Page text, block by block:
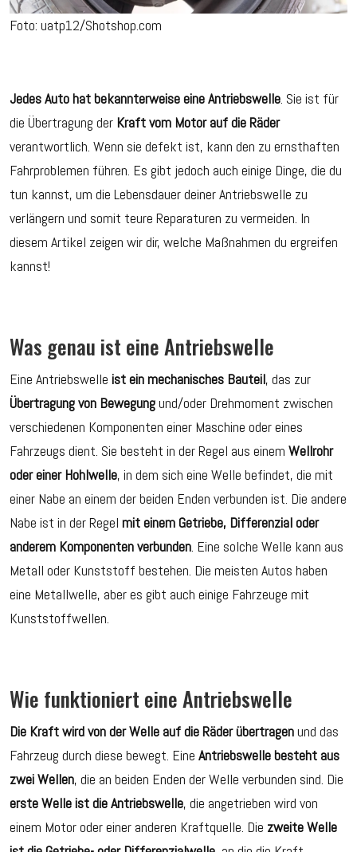
Foto: uatp12/Shotshop.com
Jedes Auto hat bekannterweise eine Antriebswelle . Sie ist für
die Übertragung der Kraft vom Motor auf die Räder
verantwortlich. Wenn sie defekt ist, kann den zu ernsthaften
Fahrproblemen führen. Es gibt jedoch auch einige Dinge, die du
tun kannst, um die Lebensdauer deiner Antriebswelle zu
verlängern und somit teure Reparaturen zu vermeiden. In
diesem Artikel zeigen wir dir, welche Maßnahmen du ergreifen
kannst!
Was genau ist eine Antriebswelle
Eine Antriebswelle ist ein mechanisches Bauteil, das zur
Übertragung von Bewegungund/oder Drehmoment zwischen
verschiedenen Komponenten einer Maschine oder eines
Fahrzeugs dient. Sie besteht in der Regel aus einem Wellrohr
oder einer Hohlwelle, in dem sich eine Welle befindet, die mit
einer Nabe an einem der beiden Enden verbunden ist. Die andere
Nabe ist in der Regel mit einem Getriebe, Differenzial oder
anderem Komponenten verbunden. Eine solche Welle kann aus
Metall oder Kunststoff bestehen. Die meisten Autos haben
eine Metallwelle, aber es gibt auch einige Fahrzeuge mit
Kunststoffwellen.
Wie funktioniert eine Antriebswelle
Die Kraft wird von der Welle auf die Räder übertragenund das
Fahrzeug durch diese bewegt. Eine Antriebswelle besteht aus
zwei Wellen, die an beiden Enden der Welle verbunden sind. Die
erste Welle ist die Antriebswelle, die angetrieben wird von
einem Motor oder einer anderen Kraftquelle. Die zweite Welle